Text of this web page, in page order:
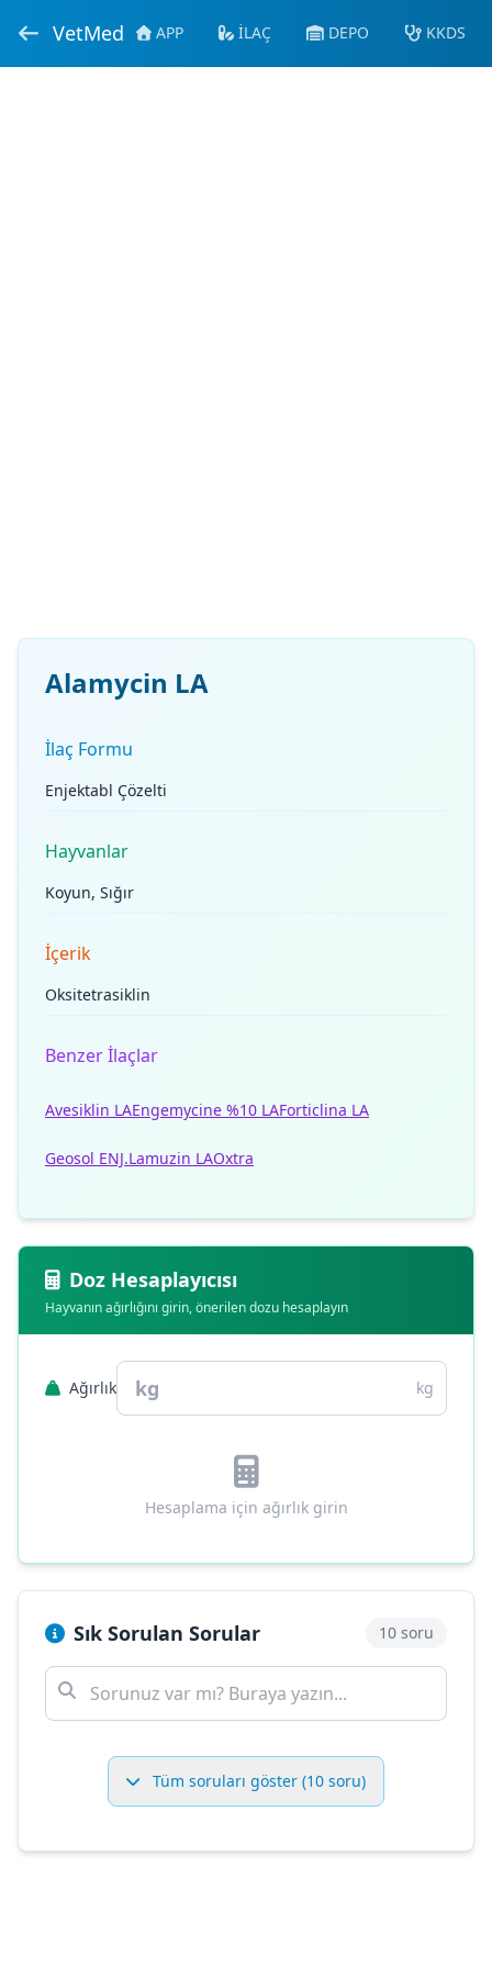
VetMed APP İLAÇ DEPO KKDS
Alamycin LA
İlaç Formu
Enjektabl Çözelti
Hayvanlar
Koyun, Sığır
İçerik
Oksitetrasiklin
Benzer İlaçlar
Avesiklin LAEngemycine %10 LAForticlina LA
Geosol ENJ.Lamuzin LAOxtra
Doz Hesaplayıcısı
Hayvanın ağırlığını girin, önerilen dozu hesaplayın
Ağırlık kg
Hesaplama için ağırlık girin
Sık Sorulan Sorular 10 soru
Tüm soruları göster (10 soru)